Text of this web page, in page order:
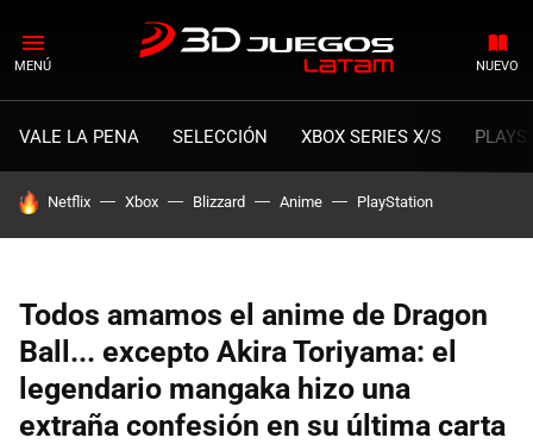
MENÚ NUEVO
VALE LA PENA SELECCIÓN XBOX SERIES X/S
HOY SE HABLA DE
Netflix Xbox Blizzard Anime PlayStation
Todos amamos el anime de Dragon
Ball... excepto Akira Toriyama: el
legendario mangaka hizo una
extraña confesión en su última carta